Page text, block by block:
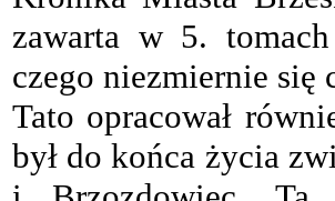
zawarta w 5.
czego niezmiernie się
Tato opracował
był do końca życia